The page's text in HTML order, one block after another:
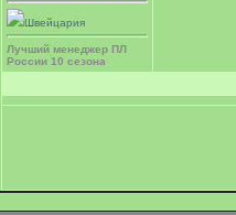
Швейцария
Лучший менеджер ПЛ
России 10 сезона